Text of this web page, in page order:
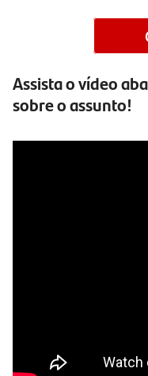
Assista o vídeo
sobre o assunto!